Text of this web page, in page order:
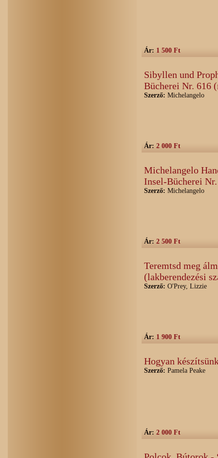
Ár: 1 500 Ft
Sibyllen und
Bücherei Nr. 616
Szerző: Michelangelo
Ár: 2 000 Ft
Michelangelo
Insel-Bücherei
Szerző: Michelangelo
Ár: 2 500 Ft
Teremtsd meg
(lakberendezési
Szerző: O'Prey, Lizzie
Ár: 1 900 Ft
Hogyan
Szerző: Pamela Peake
Ár: 2 000 Ft